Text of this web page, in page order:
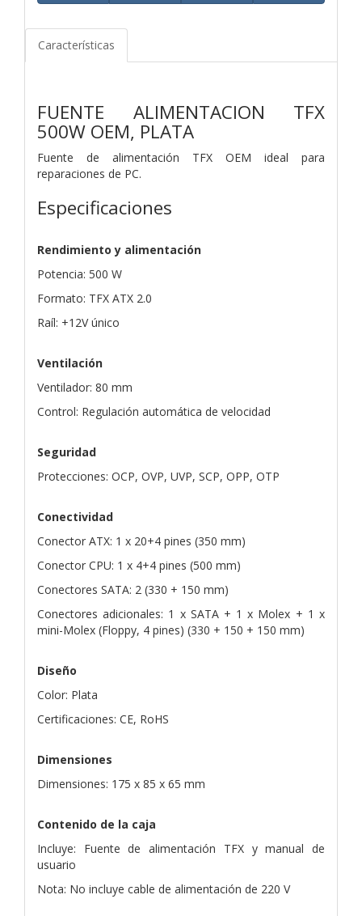
Características
FUENTE ALIMENTACION TFX
500W OEM, PLATA
Fuente de alimentación TFX OEM ideal para
reparaciones de PC.
Especificaciones
Rendimiento y alimentación
Potencia: 500 W
Formato: TFX ATX 2.0
Raíl: +12V único
Ventilación
Ventilador: 80 mm
Control: Regulación automática de velocidad
Seguridad
Protecciones: OCP, OVP, UVP, SCP, OPP, OTP
Conectividad
Conector ATX: 1 x 20+4 pines (350 mm)
Conector CPU: 1 x 4+4 pines (500 mm)
Conectores SATA: 2 (330 + 150 mm)
Conectores adicionales: 1 x SATA + 1 x Molex + 1 x
mini-Molex (Floppy, 4 pines) (330 + 150 + 150 mm)
Diseño
Color: Plata
Certificaciones: CE, RoHS
Dimensiones
Dimensiones: 175 x 85 x 65 mm
Contenido de la caja
Incluye: Fuente de alimentación TFX y manual de
usuario
Nota: No incluye cable de alimentación de 220 V